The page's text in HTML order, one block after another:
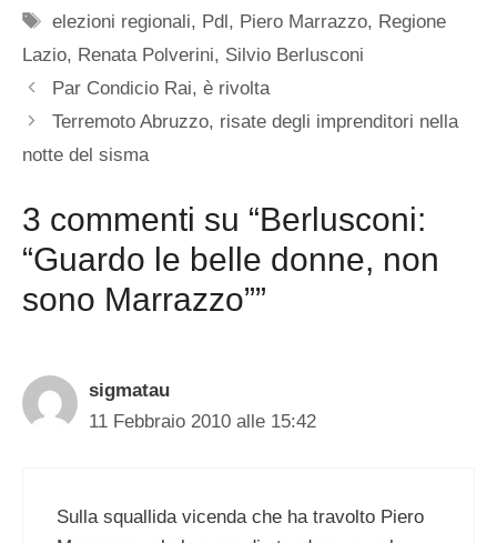
Tag
elezioni regionali, Pdl, Piero Marrazzo, Regione
Lazio, Renata Polverini, Silvio Berlusconi
Par Condicio Rai, è rivolta
Terremoto Abruzzo, risate degli imprenditori nella
notte del sisma
3 commenti su “Berlusconi:
“Guardo le belle donne, non
sono Marrazzo””
sigmatau
11 Febbraio 2010 alle 15:42
Sulla squallida vicenda che ha travolto Piero